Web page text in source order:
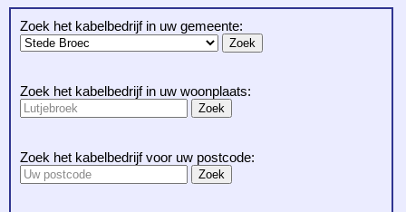
Zoek het kabelbedrijf in uw gemeente:
Zoek het kabelbedrijf in uw woonplaats:
Zoek het kabelbedrijf voor uw postcode: